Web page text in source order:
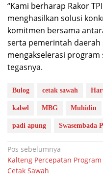
“Kami berharap Rakor
menghasilkan solusi
komitmen bersama
serta pemerintah
mengakselerasi program
tegasnya.
Bulog cetak sawah
kalsel MBG Muhidin
padi apung Swasembada
Navigasi
pos
Pos sebelumnya
Kalteng Percepatan Program
Cetak Sawah